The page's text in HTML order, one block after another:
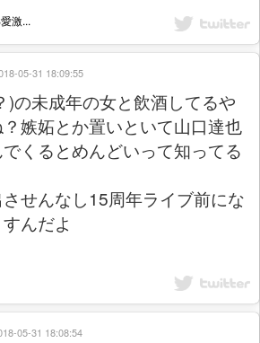
激...
)の未成年の女と飲酒してるや
嫉妬とか置いといて山口達也
くるとめんどいって知ってる
せんなし15周年ライブ前にな
んだよ
05-31 18:09:55
05-31 18:08:54